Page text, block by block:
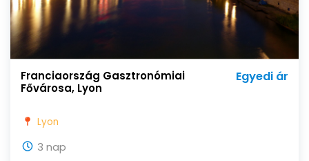
Franciaország Gasztronómiai
Fővárosa, Lyon
Egyedi ár
Lyon
3 nap